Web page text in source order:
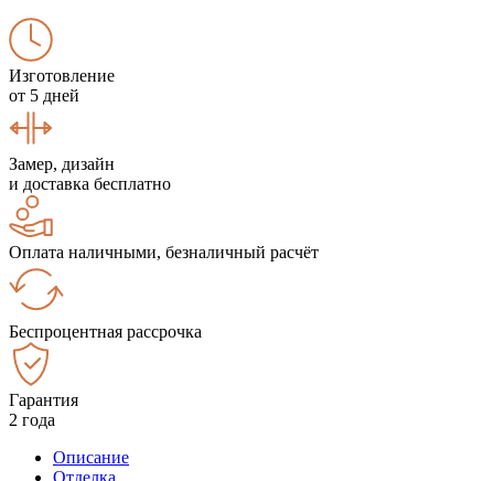
Изготовление
от 5 дней
Замер, дизайн
и доставка бесплатно
Оплата наличными, безналичный расчёт
Беспроцентная рассрочка
Гарантия
2 года
Описание
Отделка